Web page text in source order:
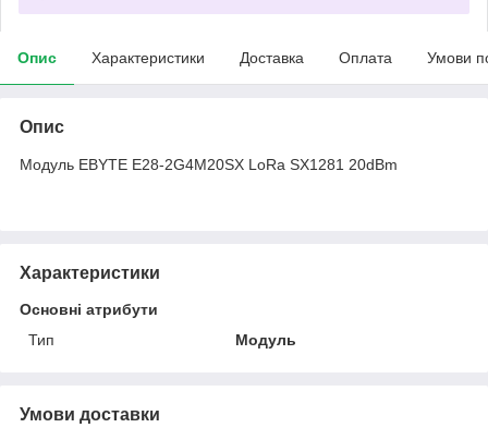
Опис Характеристики Доставка Оплата Умови
Опис
Модуль EBYTE E28-2G4M20SX LoRa SX1281 20dBm
Характеристики
Основні атрибути
Тип
Модуль
Умови доставки